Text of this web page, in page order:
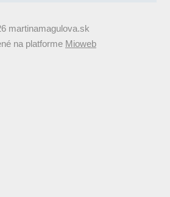
martinamagulova.sk
na platforme Mioweb